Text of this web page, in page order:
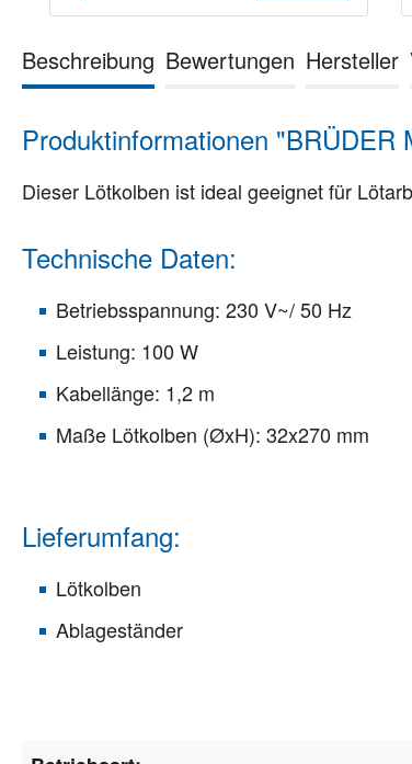
Beschreibung Bewertungen Hersteller
Produktinformationen
Dieser Lötkolben ist ideal geeignet für
Technische Daten:
Betriebsspannung: 230 V~/ 50 Hz
Leistung: 100 W
Kabellänge: 1,2 m
Maße Lötkolben (ØxH): 32x270 mm
Lieferumfang:
Lötkolben
Ablageständer